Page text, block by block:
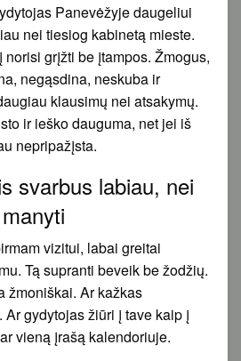
Panevėžyje daugeliui
nei tiesiog kabinetą mieste.
norisi grįžti be įtampos. Žmogus,
negąsdina, neskuba ir
klausimų nei atsakymų.
ir ieško dauguma, net jei iš
nepripažįsta.
svarbus labiau, nei
vizitui, labai greitai
Tą supranti beveik be žodžių.
žmoniškai. Ar kažkas
gydytojas žiūri į tave kaip į
vieną įrašą kalendoriuje.